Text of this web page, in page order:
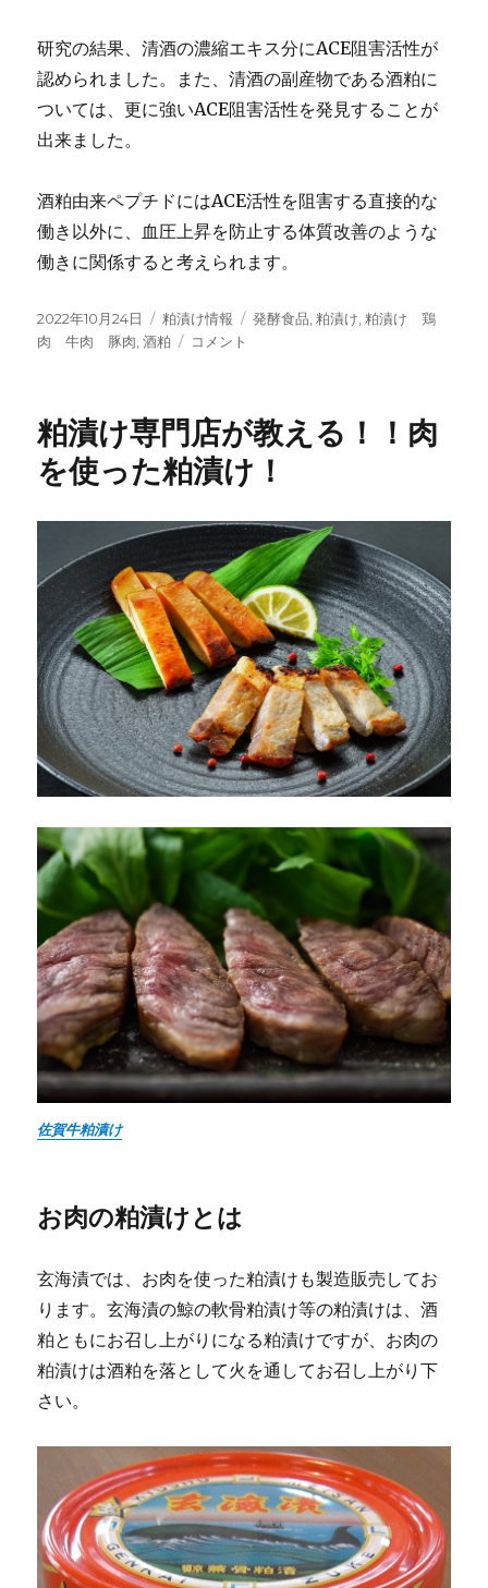
研究の結果、清酒の濃縮エキス分にACE阻害活性が
認められました。また、清酒の副産物である酒粕に
ついては、更に強いACE阻害活性を発見することが
出来ました。
酒粕由来ペプチドにはACE活性を阻害する直接的な
働き以外に、血圧上昇を防止する体質改善のような
働きに関係すると考えられます。
投
稿
2022年10月24日
カ
テ
粕漬け情報
タ
発酵食品 粕漬け 粕漬け 鶏
肉 牛肉 豚肉 ,酒粕
粕
門
店
が
え
は
じ
め
て
の
粕
漬
け
に
つ
い
に
コメント
粕漬け専門店が教える！！肉
を使った粕漬け！
佐賀牛粕漬け
お肉の粕漬けとは
玄海漬では、お肉を使った粕漬けも製造販売してお
ります。玄海漬の鯨の軟骨粕漬け等の粕漬けは、酒
粕ともにお召し上がりになる粕漬けですが、お肉の
粕漬けは酒粕を落として火を通してお召し上がり下
さい。